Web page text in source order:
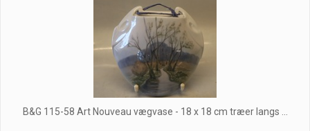
B&G 115-58 Art Nouveau vægvase - 18 x 18 cm træer langs ...